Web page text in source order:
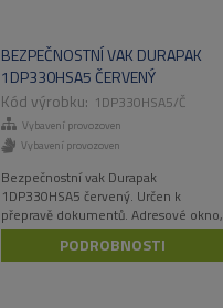
BEZPEČNOSTNÍ VAK DURAPAK
1DP330HSA5 ČERVENÝ
1DP330HSA5/Č
Vybavení provozoven
Vybavení provozoven
Bezpečnostní vak Durapak
1DP330HSA5 červený. Určen k
přepravě dokumentů. Adresové okno,
velmi odolný materiál.
PODROBNOSTI